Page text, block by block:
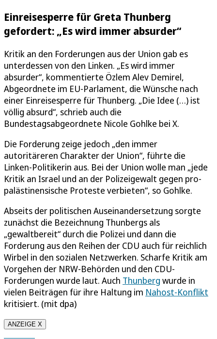
Einreisesperre für Greta Thunberg
gefordert: „Es wird immer absurder“
Kritik an den Forderungen aus der Union gab es
unterdessen von den Linken. „Es wird immer
absurder“, kommentierte Özlem Alev Demirel,
Abgeordnete im EU-Parlament, die Wünsche nach
einer Einreisesperre für Thunberg. „Die Idee (…) ist
völlig absurd“, schrieb auch die
Bundestagsabgeordnete Nicole Gohlke bei X.
Die Forderung zeige jedoch „den immer
autoritäreren Charakter der Union“, führte die
Linken-Politikerin aus. Bei der Union wolle man „jede
Kritik an Israel und an der Polizeigewalt gegen pro-
palästinensische Proteste verbieten“, so Gohlke.
Abseits der politischen Auseinandersetzung sorgte
zunächst die Bezeichnung Thunbergs als
„gewaltbereit“ durch die Polizei und dann die
Forderung aus den Reihen der CDU auch für reichlich
Wirbel in den sozialen Netzwerken. Scharfe Kritik am
Vorgehen der NRW-Behörden und den CDU-
Forderungen wurde laut. Auch Thunberg wurde in
vielen Beiträgen für ihre Haltung im Nahost-Konflikt
kritisiert. (mit dpa)
ANZEIGE X